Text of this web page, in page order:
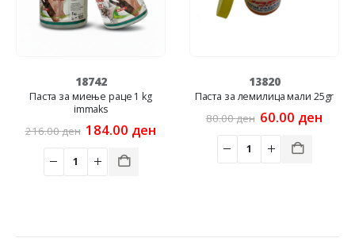
18742
Паста за миење раце 1 kg
immaks
216.00ден Original
was:
216.00 ден.
184.00 ден
184.00 ден.
13820
Паста за лемилица мали 25gr
80.00ден Original
was:
80.00 ден.
60.00 ден